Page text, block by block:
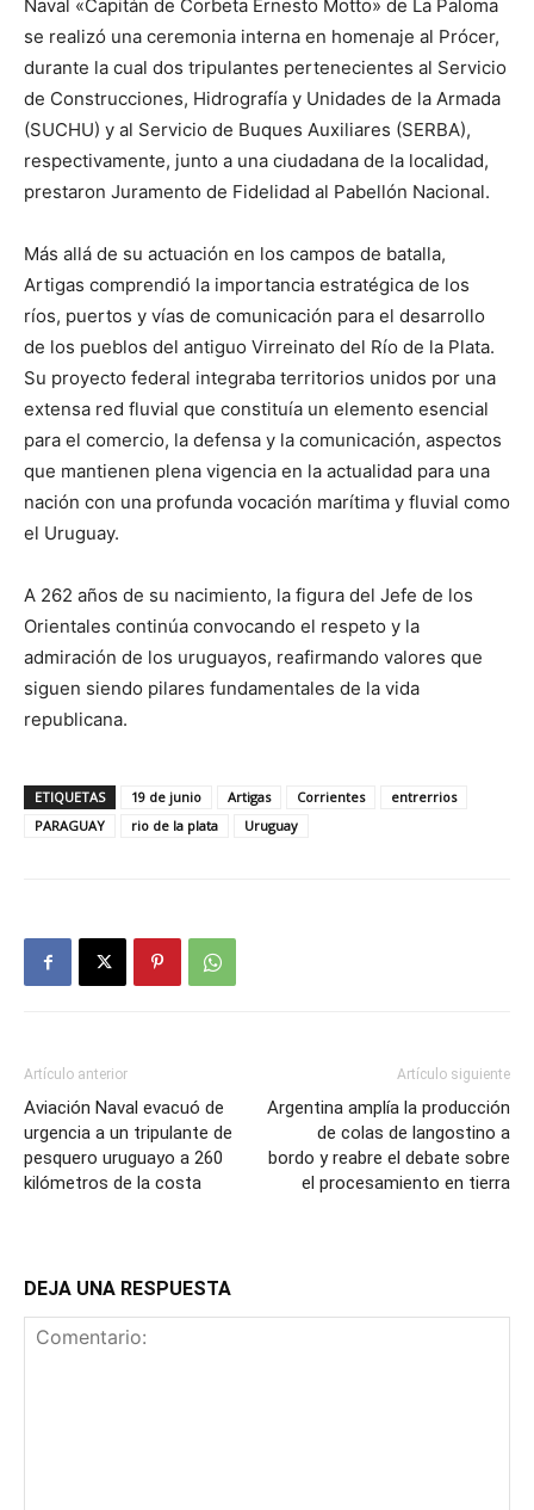
Naval «Capitán de Corbeta Ernesto Motto» de La Paloma
se realizó una ceremonia interna en homenaje al Prócer,
durante la cual dos tripulantes pertenecientes al Servicio
de Construcciones, Hidrografía y Unidades de la Armada
(SUCHU) y al Servicio de Buques Auxiliares (SERBA),
respectivamente, junto a una ciudadana de la localidad,
prestaron Juramento de Fidelidad al Pabellón Nacional.
Más allá de su actuación en los campos de batalla,
Artigas comprendió la importancia estratégica de los
ríos, puertos y vías de comunicación para el desarrollo
de los pueblos del antiguo Virreinato del Río de la Plata.
Su proyecto federal integraba territorios unidos por una
extensa red fluvial que constituía un elemento esencial
para el comercio, la defensa y la comunicación, aspectos
que mantienen plena vigencia en la actualidad para una
nación con una profunda vocación marítima y fluvial como
el Uruguay.
A 262 años de su nacimiento, la figura del Jefe de los
Orientales continúa convocando el respeto y la
admiración de los uruguayos, reafirmando valores que
siguen siendo pilares fundamentales de la vida
republicana.
ETIQUETAS 19 de junio Artigas Corrientes
entrerrios
PARAGUAY
rio de la plata Uruguay
Artículo anterior
Aviación Naval evacuó de
urgencia a un tripulante de
pesquero uruguayo a 260
kilómetros de la costa
Artículo siguiente
Argentina amplía la producción
de colas de langostino a
bordo y reabre el debate sobre
el procesamiento en tierra
DEJA UNA RESPUESTA